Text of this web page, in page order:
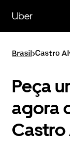
para
conteúdo
Uber
Brasil>Castro
Peça
agora